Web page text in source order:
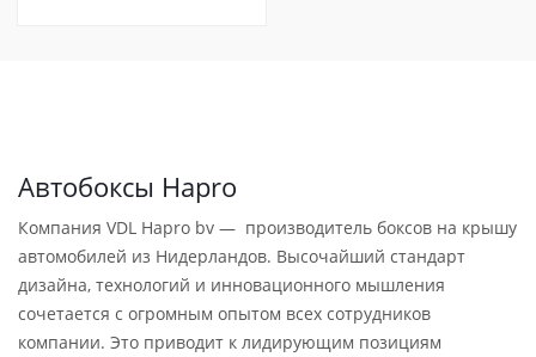
Автобоксы Hapro
Компания VDL Hapro bv — производитель боксов на крышу
автомобилей из Нидерландов. Высочайший стандарт
дизайна, технологий и инновационного мышления
сочетается с огромным опытом всех сотрудников
компании. Это приводит к лидирующим позициям